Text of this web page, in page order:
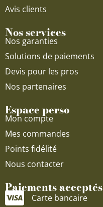
Avis clients
Nos services
Nos garanties
Solutions de paiements
Devis pour les pros
Nos partenaires
Espace perso
Mon compte
Mes commandes
Points fidélité
Nous contacter
Paiements acceptés
Carte bancaire